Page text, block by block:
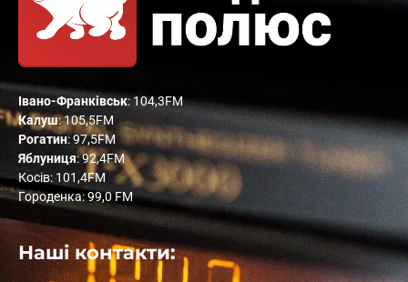
Івано-Франківськ: 104,3FM
Калуш: 105,5FM
Рогатин: 97,5FM
Яблуниця: 92,4FM
Косів: 101,4FM
Городенка: 99,0 FM
Наші контакти: